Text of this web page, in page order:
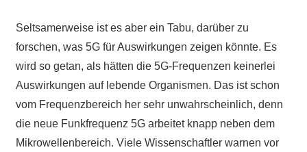
Seltsamerweise ist es aber ein Tabu, darüber zu
forschen, was 5G für Auswirkungen zeigen könnte. Es
wird so getan, als hätten die 5G-Frequenzen keinerlei
Auswirkungen auf lebende Organismen. Das ist schon
vom Frequenzbereich her sehr unwahrscheinlich, denn
die neue Funkfrequenz 5G arbeitet knapp neben dem
Mikrowellenbereich. Viele Wissenschaftler warnen vor